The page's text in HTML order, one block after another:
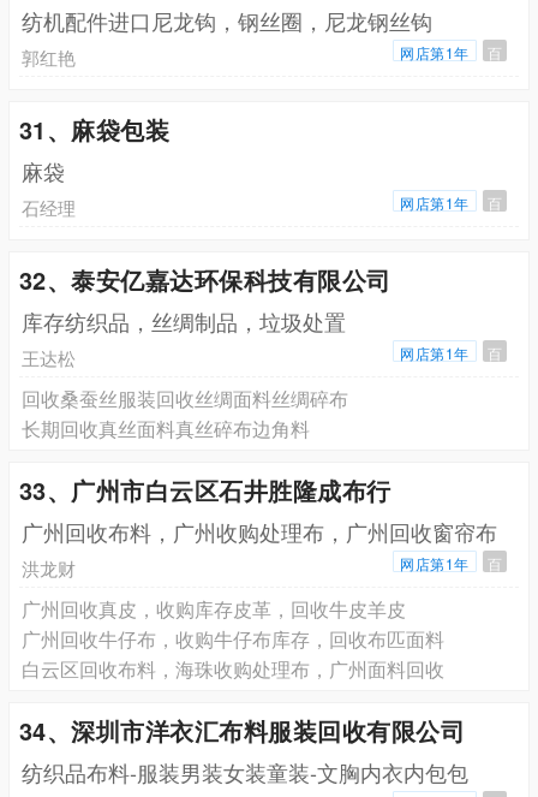
纺机配件进口尼龙钩，钢丝圈，尼龙钢丝钩
郭红艳 网店第1年 百
31、麻袋包装
麻袋
石经理 网店第1年 百
32、泰安亿嘉达环保科技有限公司
库存纺织品，丝绸制品，垃圾处置
王达松 网店第1年 百
回收桑蚕丝服装回收丝绸面料丝绸碎布
长期回收真丝面料真丝碎布边角料
33、广州市白云区石井胜隆成布行
广州回收布料，广州收购处理布，广州回收窗帘布
洪龙财 网店第1年 百
广州回收真皮，收购库存皮革，回收牛皮羊皮
广州回收牛仔布，收购牛仔布库存，回收布匹面料
白云区回收布料，海珠收购处理布，广州面料回收
34、深圳市洋衣汇布料服装回收有限公司
纺织品布料-服装男装女装童装-文胸内衣内包包